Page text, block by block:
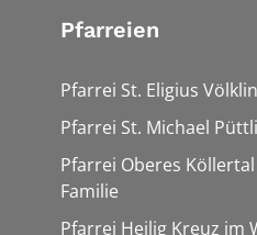
Pfarreien
Pfarrei St. Eligius
Pfarrei St. Michael
Pfarrei Oberes
Familie
Pfarrei Heilig Kreuz im